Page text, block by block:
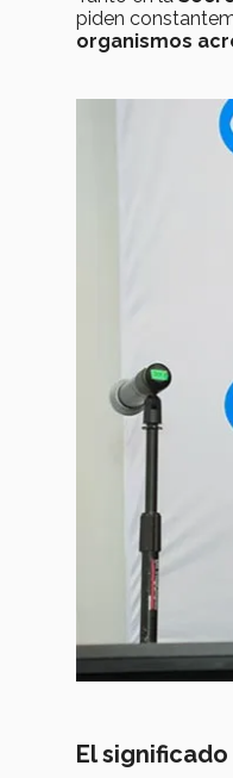
piden
organismos
El